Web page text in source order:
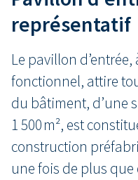
représentatif
Le pavillon
fonctionnel, attire
du bâtiment, d’une
1 500 m², est
construction
une fois de plus